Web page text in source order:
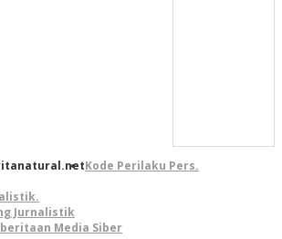
Kode Perilaku Pers.
Jurnalistik
Media Siber